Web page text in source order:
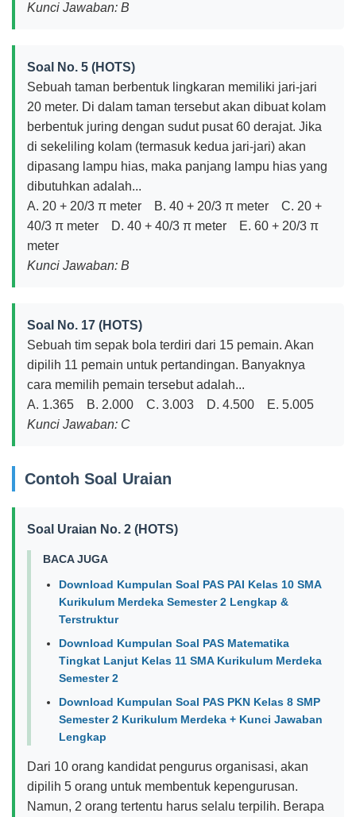
Kunci Jawaban: B
Soal No. 5 (HOTS)
Sebuah taman berbentuk lingkaran memiliki jari-jari
20 meter. Di dalam taman tersebut akan dibuat kolam
berbentuk juring dengan sudut pusat 60 derajat. Jika
di sekeliling kolam (termasuk kedua jari-jari) akan
dipasang lampu hias, maka panjang lampu hias yang
dibutuhkan adalah...
A. 20 + 20/3 π meter B. 40 + 20/3 π meter C. 20 +
40/3 π meter D. 40 + 40/3 π meter E. 60 + 20/3 π
meter
Kunci Jawaban: B
Soal No. 17 (HOTS)
Sebuah tim sepak bola terdiri dari 15 pemain. Akan
dipilih 11 pemain untuk pertandingan. Banyaknya
cara memilih pemain tersebut adalah...
A. 1.365 B. 2.000 C. 3.003 D. 4.500 E. 5.005
Kunci Jawaban: C
Contoh Soal Uraian
Soal Uraian No. 2 (HOTS)
BACA JUGA
Download Kumpulan Soal PAS PAI Kelas 10 SMA
Kurikulum Merdeka Semester 2 Lengkap &
Terstruktur
Download Kumpulan Soal PAS Matematika
Tingkat Lanjut Kelas 11 SMA Kurikulum Merdeka
Semester 2
Download Kumpulan Soal PAS PKN Kelas 8 SMP
Semester 2 Kurikulum Merdeka + Kunci Jawaban
Lengkap
Dari 10 orang kandidat pengurus organisasi, akan
dipilih 5 orang untuk membentuk kepengurusan.
Namun, 2 orang tertentu harus selalu terpilih. Berapa